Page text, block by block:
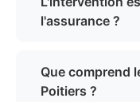
l'assurance ?
Que comprend
Poitiers ?